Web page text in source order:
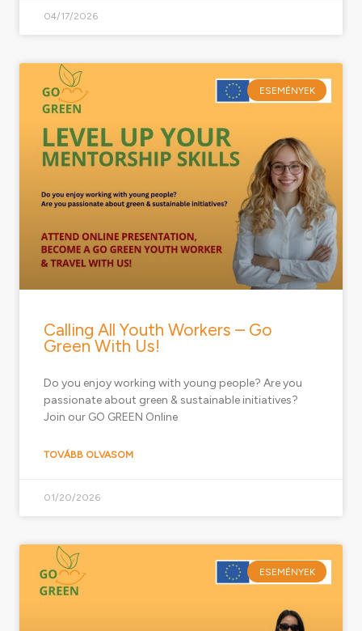
04/17/2026
ESEMÉNYEK
Calling All Youth Workers – Go
Green With Us!
Do you enjoy working with young people? Are you
passionate about green & sustainable initiatives?
Join our GO GREEN Online
TOVÁBB OLVASOM
01/20/2026
ESEMÉNYEK